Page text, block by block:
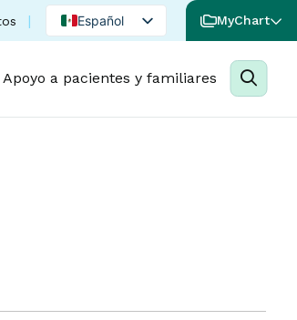
Español
Portuguese
MyChart
Apoyo a pacientes y familiares